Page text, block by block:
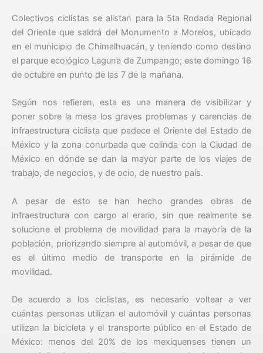
Colectivos ciclistas se alistan para la 5ta Rodada Regional
del Oriente que saldrá del Monumento a Morelos, ubicado
en el municipio de Chimalhuacán, y teniendo como destino
el parque ecológico Laguna de Zumpango; este domingo 16
de octubre en punto de las 7 de la mañana.
Según nos refieren, esta es una manera de visibilizar y
poner sobre la mesa los graves problemas y carencias de
infraestructura ciclista que padece el Oriente del Estado de
México y la zona conurbada que colinda con la Ciudad de
México en dónde se dan la mayor parte de los viajes de
trabajo, de negocios, y de ocio, de nuestro país.
A pesar de esto se han hecho grandes obras de
infraestructura con cargo al erario, sin que realmente se
solucione el problema de movilidad para la mayoría de la
población, priorizando siempre al automóvil, a pesar de que
es el último medio de transporte en la pirámide de
movilidad.
De acuerdo a los ciclistas, es necesario voltear a ver
cuántas personas utilizan el automóvil y cuántas personas
utilizan la bicicleta y el transporte público en el Estado de
México: menos del 20% de los mexiquenses tienen un